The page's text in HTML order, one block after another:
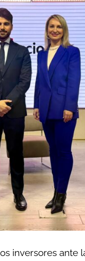
inversores ante